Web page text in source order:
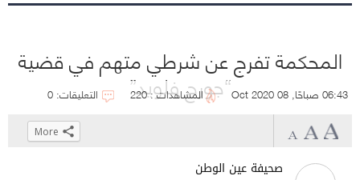
المحكمة تفرج عن شرطي متهم في قضية
“جورج فلويد” 06:43 صباحًا, 08 Oct 2020 المشاهدات : 220 التعليقات: 0
صحيفة عين الوطن
Click
More